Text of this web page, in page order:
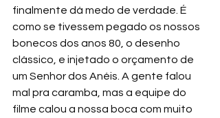
finalmente dá medo de verdade. É
como se tivessem pegado os nossos
bonecos dos anos 80, o desenho
clássico, e injetado o orçamento de
um Senhor dos Anéis. A gente falou
mal pra caramba, mas a equipe do
filme calou a nossa boca com muito